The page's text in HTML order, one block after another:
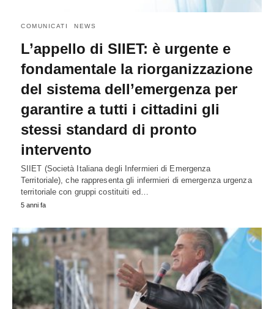
COMUNICATI NEWS
L’appello di SIIET: è urgente e
fondamentale la riorganizzazione
del sistema dell’emergenza per
garantire a tutti i cittadini gli
stessi standard di pronto
intervento
SIIET (Società Italiana degli Infermieri di Emergenza
Territoriale), che rappresenta gli infermieri di emergenza urgenza
territoriale con gruppi costituiti ed…
5 anni fa